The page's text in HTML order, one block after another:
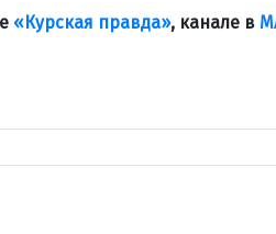
«Курская правда», канале в